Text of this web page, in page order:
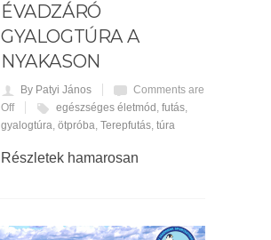
ÉVADZÁRÓ
GYALOGTÚRA A
NYAKASON
By Patyi János
Comments are
Off
egészséges életmód , futás,
gyalogtúra, ötpróba, Terepfutás, túra
Részletek hamarosan